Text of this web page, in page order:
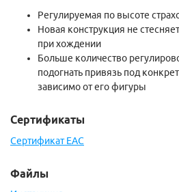
Регулируемая по высоте
Новая конструкция не
при хождении
Больше количество
подогнать привязь под
зависимо от его фигуры
Сертификаты
Сертификат EAC
Файлы